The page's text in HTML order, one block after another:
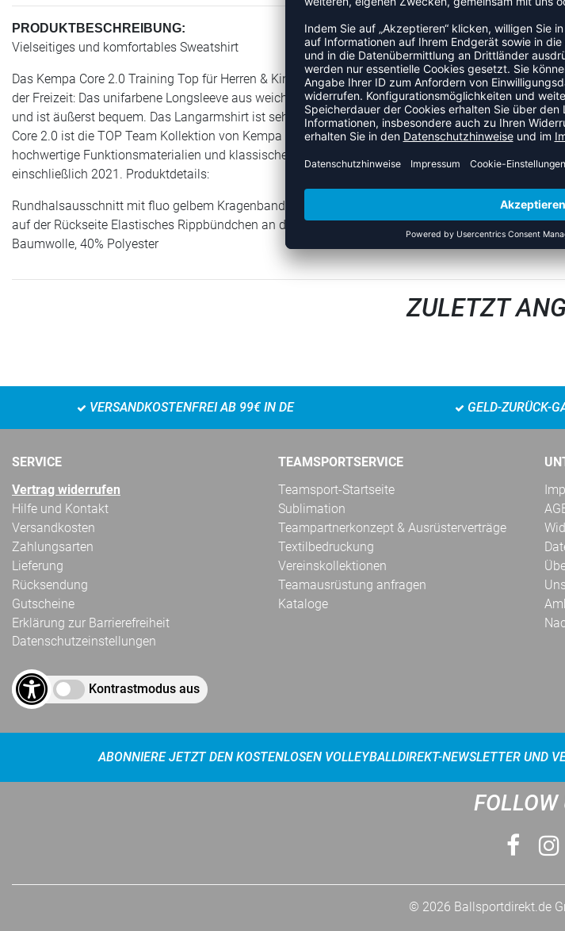
PRODUKTBESCHREIBUNG:
Vielseitiges und komfortables Sweatshirt
Das Kempa Core 2.0 Training Top für Herren & Kinder ist vielseitig einsetzbar. Egal ob beim
der Freizeit: Das unifarbene Longsleeve aus weichem Sweat mit Baumwoll Mischgewebe hält dich
und ist äußerst bequem. Das Langarmshirt ist sehr gut mit allen anderen Artikeln der Kempa Core
Core 2.0 ist die TOP Team Kollektion von Kempa und zeichnet sich aus durch qualitativ erstklassige
hochwertige Funktionsmaterialien und klassische Designs. Alle Styles der Kempa Core 2.0 Linie
einschließlich 2021. Produktdetails:
Rundhalsausschnitt mit fluo gelbem Kragenband Flatlock-Naht am Kragen CORE 2.0-Aufdruck
auf der Rückseite Elastisches Rippbündchen an den Ärmeln und am Bund 7 Farben Erhältlich bis
Baumwolle, 40% Polyester
ZULETZT
VERSANDKOSTENFREI AB 99€ IN DE GELD-ZURÜCK-
SERVICE
Vertrag widerrufen
Hilfe und Kontakt
Versandkosten
Zahlungsarten
Lieferung
Rücksendung
Gutscheine
Erklärung zur Barrierefreiheit
Datenschutzeinstellungen
Kontrastmodus aus
TEAMSPORTSERVICE
Teamsport-Startseite
Sublimation
Teampartnerkonzept & Ausrüsterverträge
Textilbedruckung
Vereinskollektionen
Teamausrüstung anfragen
Kataloge
ABONNIERE JETZT DEN KOSTENLOSEN VOLLEYBALLDIREKT-NEWSLETTER UND
FOLLOW
© 2026 Ballsportdirekt.de